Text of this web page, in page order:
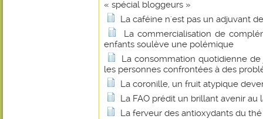
« spécial bloggeurs »
La caféine n'est pas un adjuvant
La commercialisation de
enfants soulève une polémique
La consommation quotidienne
les personnes confrontées à des
La coronille, un fruit atypique
La FAO prédit un brillant avenir au
La ferveur des antioxydants du thé